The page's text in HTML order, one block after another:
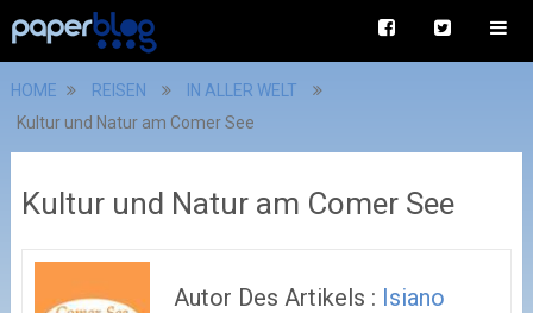
HOME REISEN
IN ALLER WELT
Kultur und Natur am Comer See
Kultur und Natur am Comer See
Autor Des Artikels : Isiano